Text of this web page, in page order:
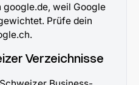
weil Google
Prüfe dein
Verzeichnisse